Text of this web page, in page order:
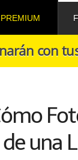
PREMIUM
con
una